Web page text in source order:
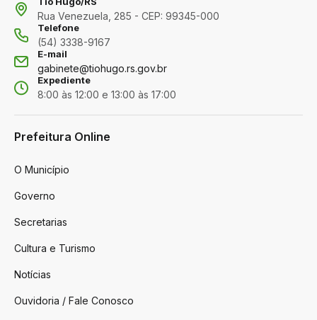
Rua Venezuela, 285 - CEP: 99345-000
Telefone
(54) 3338-9167
E-mail
gabinete@tiohugo.rs.gov.br
Expediente
8:00 às 12:00 e 13:00 às 17:00
Prefeitura Online
O Município
Governo
Secretarias
Cultura e Turismo
Notícias
Ouvidoria / Fale Conosco